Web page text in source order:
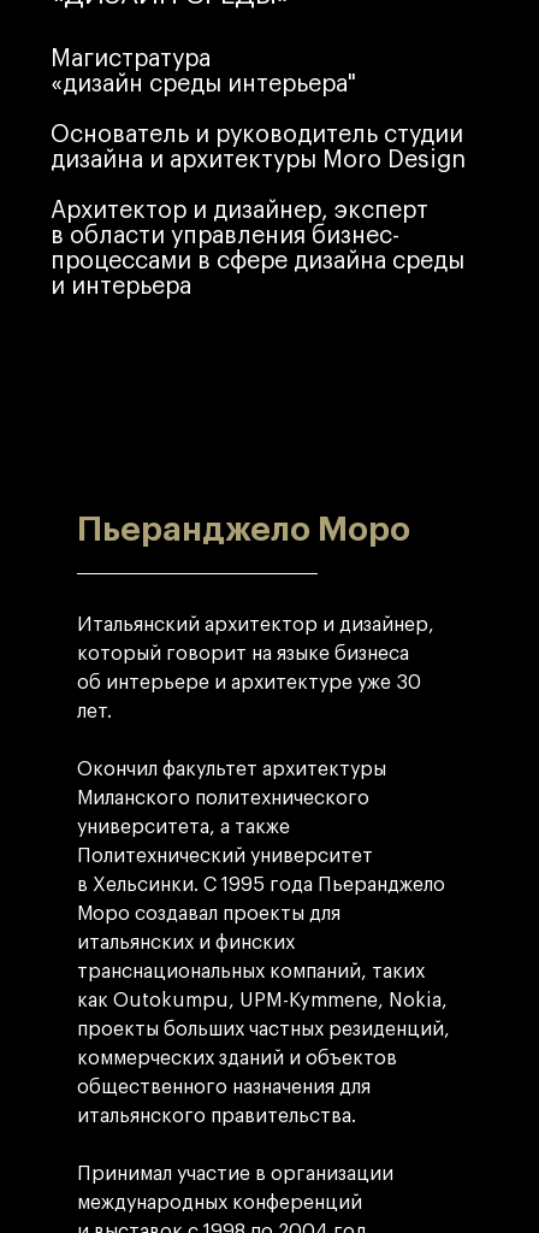
Итальянский архитектор и дизайнер,
который говорит на языке бизнеса
об интерьере и архитектуре уже 30
лет.
Окончил факультет архитектуры
Миланского политехнического
университета, а также
Политехнический университет
в Хельсинки. С 1995 года Пьеранджело
Моро создавал проекты для
итальянских и финских
транснациональных компаний, таких
как Outokumpu, UPM-Kymmene, Nokia,
проекты больших частных резиденций,
коммерческих зданий и объектов
общественного назначения для
итальянского правительства.
Принимал участие в организации
международных конференций
Пьеранджело Моро